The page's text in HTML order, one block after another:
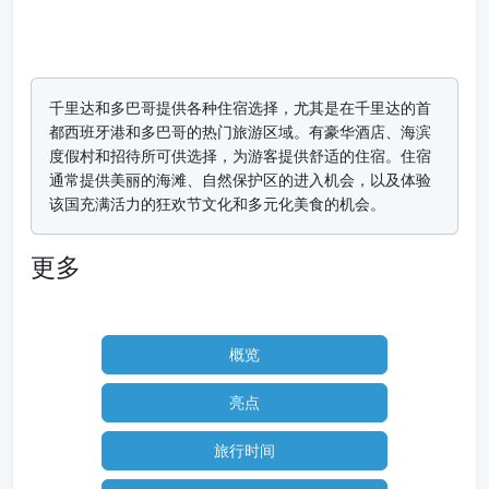
千里达和多巴哥提供各种住宿选择，尤其是在千里达的首
都西班牙港和多巴哥的热门旅游区域。有豪华酒店、海滨
度假村和招待所可供选择，为游客提供舒适的住宿。住宿
通常提供美丽的海滩、自然保护区的进入机会，以及体验
该国充满活力的狂欢节文化和多元化美食的机会。
更多
概览
亮点
旅行时间